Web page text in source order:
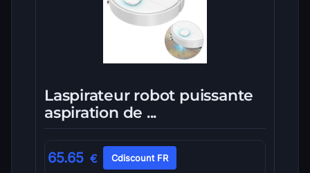
Laspirateur robot puissante
aspiration de ...
65.65 € Cdiscount FR